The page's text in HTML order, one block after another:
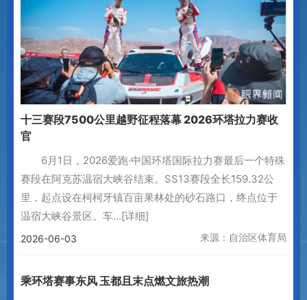
十三赛段7500公里越野征程落幕 2026环塔拉力赛收
官
6月1日，2026爱跑·中国环塔国际拉力赛最后一个特殊
赛段在阿克苏温宿大峡谷结束。SS13赛段全长159.32公
里，起点设在柯柯牙镇百亩果林处的砂石路口，终点位于
温宿大峡谷景区。车...[详细]
2026-06-03 来源：自治区体育局
乘环塔赛事东风 玉都且末点燃文旅热潮